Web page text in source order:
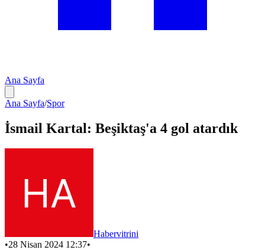
Ana Sayfa
Ana Sayfa/Spor
İsmail Kartal: Beşiktaş'a 4 gol atardık
Habervitrini
•28 Nisan 2024 12:37•